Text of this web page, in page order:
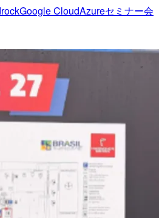
Google CloudAzureセミナー会